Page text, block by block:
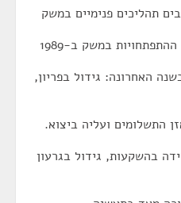
תהליכים פנימיים במשק
במשק ב-1989
האחרונה: גידול בפריון,
התשלומים ועליה ביצוא.
בהשקעות, גידול בגרעון